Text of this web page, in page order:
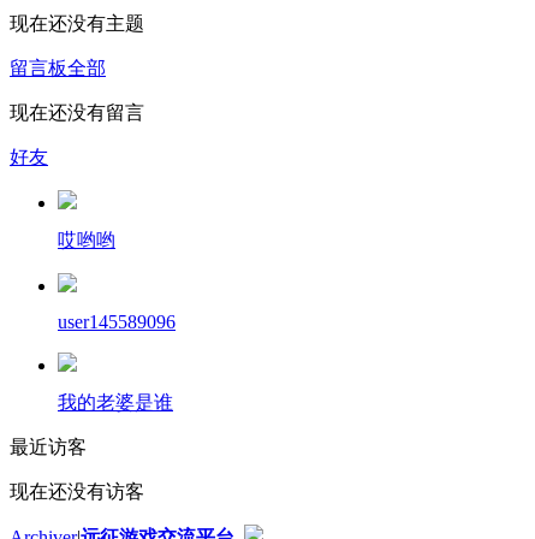
现在还没有主题
留言板全部
现在还没有留言
好友
哎哟哟
user145589096
我的老婆是谁
最近访客
现在还没有访客